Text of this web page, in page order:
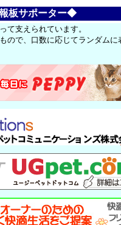
板サポーター◆
て支えられています。
ので、口数に応じてランダムに